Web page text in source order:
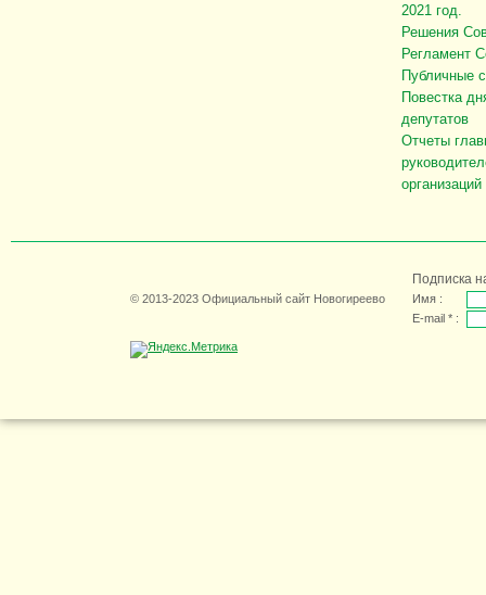
2021 год.
Решения
Регламент
Публичные
Повестка
депутатов
Отчеты
организаций
© 2013-2023 Официальный сайт Новогиреево
Подписка
Имя :
E-mail * :